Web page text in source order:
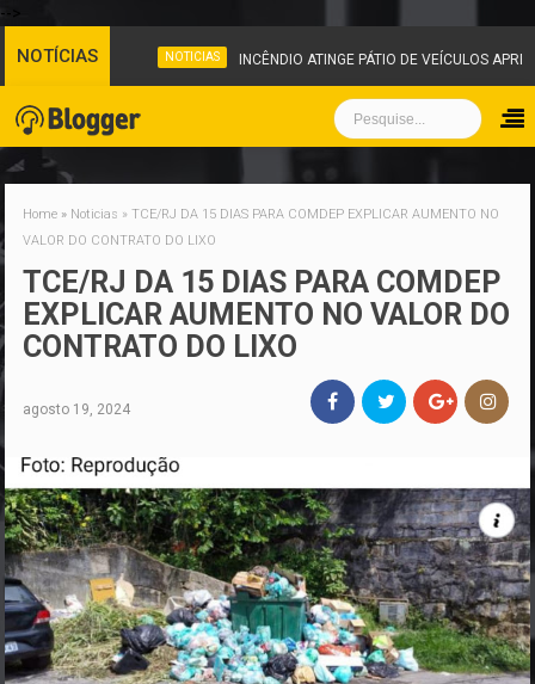
-->
NOTÍCIAS NOTICIAS INCÊNDIO ATINGE PÁTIO DE VEÍCULOS
Home » Noticias »TCE/RJ DA 15 DIAS PARA COMDEP EXPLICAR AUMENTO NO
VALOR DO CONTRATO DO LIXO
TCE/RJ DA 15 DIAS PARA COMDEP
EXPLICAR AUMENTO NO VALOR DO
CONTRATO DO LIXO
agosto 19, 2024